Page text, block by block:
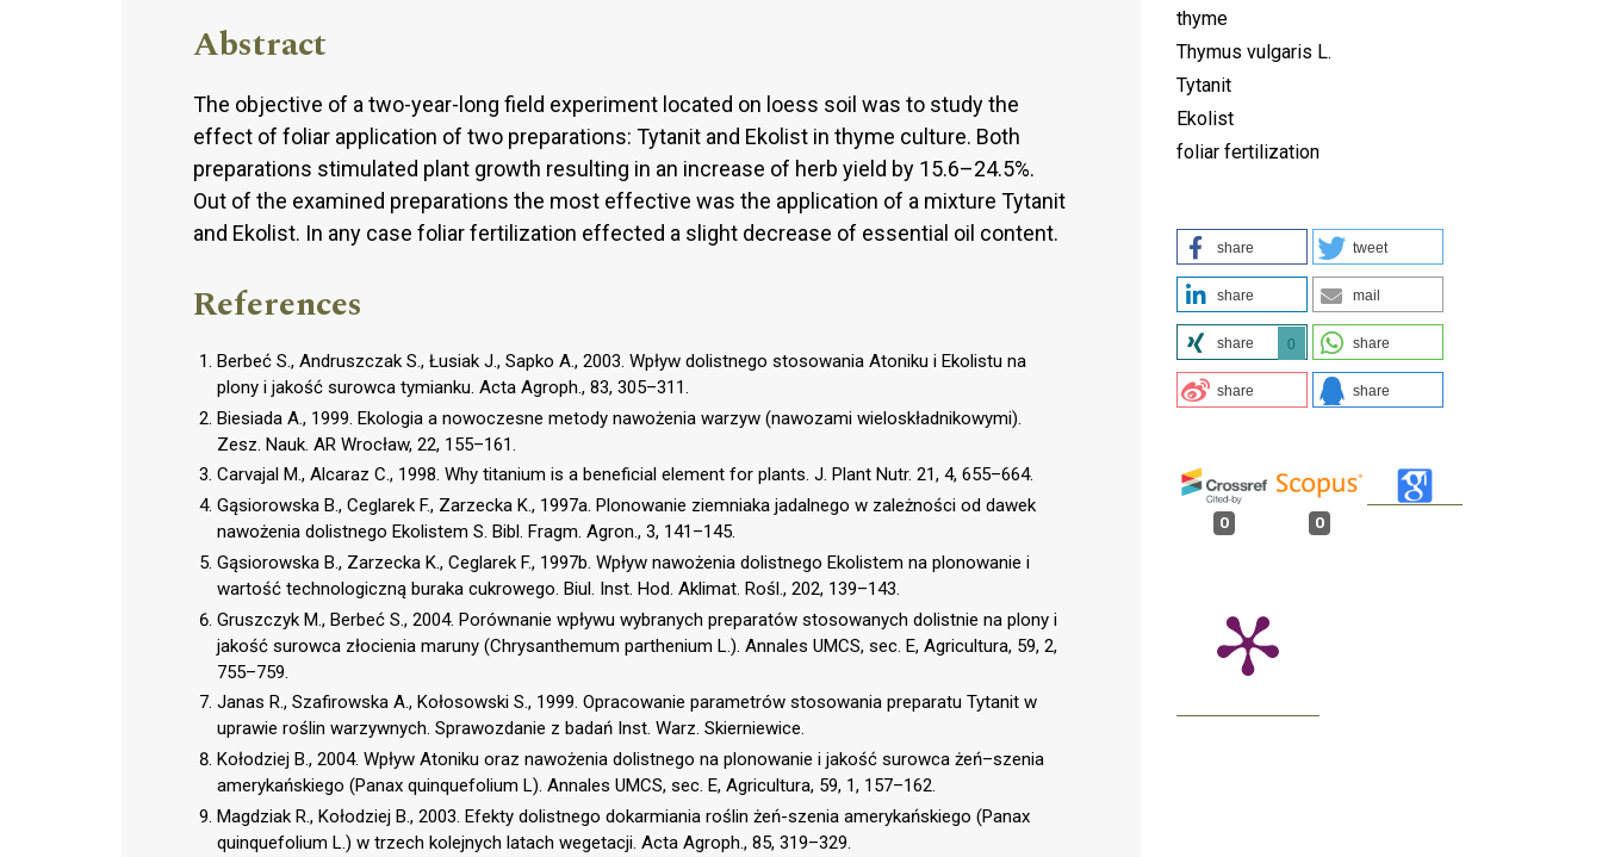
Abstract
The objective of a two-year-long field experiment located on loess soil was to study the
effect of foliar application of two preparations: Tytanit and Ekolist in thyme culture. Both
preparations stimulated plant growth resulting in an increase of herb yield by 15.6–24.5%.
Out of the examined preparations the most effective was the application of a mixture Tytanit
and Ekolist. In any case foliar fertilization effected a slight decrease of essential oil content.
References
Berbeć S., Andruszczak S., Łusiak J., Sapko A., 2003. Wpływ dolistnego stosowania Atoniku i Ekolistu na
plony i jakość surowca tymianku. Acta Agroph., 83, 305–311.
Biesiada A., 1999. Ekologia a nowoczesne metody nawożenia warzyw (nawozami wieloskładnikowymi).
Zesz. Nauk. AR Wrocław, 22, 155–161.
Carvajal M., Alcaraz C., 1998. Why titanium is a beneficial element for plants. J. Plant Nutr. 21, 4, 655–664.
Gąsiorowska B., Ceglarek F., Zarzecka K., 1997a. Plonowanie ziemniaka jadalnego w zależności od dawek
nawożenia dolistnego Ekolistem S. Bibl. Fragm. Agron., 3, 141–145.
Gąsiorowska B., Zarzecka K., Ceglarek F., 1997b. Wpływ nawożenia dolistnego Ekolistem na plonowanie i
wartość technologiczną buraka cukrowego. Biul. Inst. Hod. Aklimat. Rośl., 202, 139–143.
Gruszczyk M., Berbeć S., 2004. Porównanie wpływu wybranych preparatów stosowanych dolistnie na plony i
jakość surowca złocienia maruny (Chrysanthemum parthenium L.). Annales UMCS, sec. E, Agricultura, 59, 2,
755–759.
Janas R., Szafirowska A., Kołosowski S., 1999. Opracowanie parametrów stosowania preparatu Tytanit w
uprawie roślin warzywnych. Sprawozdanie z badań Inst. Warz. Skierniewice.
Kołodziej B., 2004. Wpływ Atoniku oraz nawożenia dolistnego na plonowanie i jakość surowca żeń–szenia
amerykańskiego (Panax quinquefolium L). Annales UMCS, sec. E, Agricultura, 59, 1, 157–162.
Magdziak R., Kołodziej B., 2003. Efekty dolistnego dokarmiania roślin żeń-szenia amerykańskiego (Panax
quinquefolium L.) w trzech kolejnych latach wegetacji. Acta Agroph., 85, 319–329.
thyme
Thymus vulgaris L.
Tytanit
Ekolist
foliar fertilization
share tweet
share mail
share 0 share
share share
0 0